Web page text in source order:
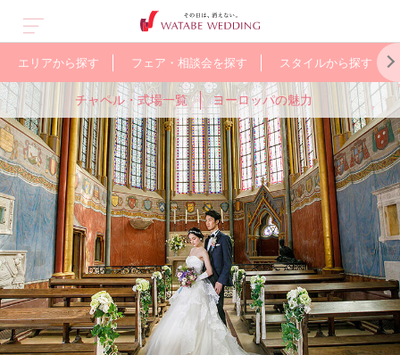
エリアから探す フェア・相談会を探す スタイルから探す
グアム オーストラリア バリ ヨーロッパ
プン&
アル
人気のガーデン
ウェディング
少人数で
アットホームに
WEB限定の
お得なプラン
ス
チャペル・式場一覧 ヨーロッパの魅力